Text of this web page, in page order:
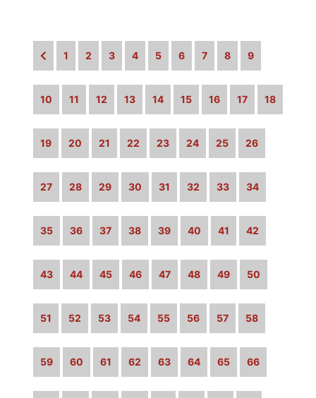
1 2 3 4 5 6 7 8 9
10 11 12 13 14 15 16 17 18
19 20 21 22 23 24 25 26
27 28 29 30 31 32 33 34
35 36 37 38 39 40 41 42
43 44 45 46 47 48 49 50
51 52 53 54 55 56 57 58
59 60 61 62 63 64 65 66